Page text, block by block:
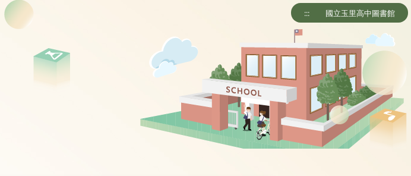
::: 國立玉里高中圖書館